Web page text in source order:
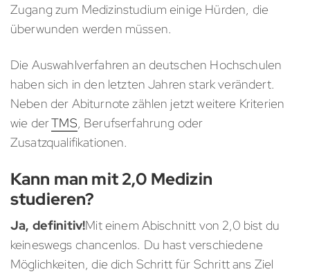
Zugang zum Medizinstudium einige Hürden, die
überwunden werden müssen.
Die Auswahlverfahren an deutschen Hochschulen
haben sich in den letzten Jahren stark verändert.
Neben der Abiturnote zählen jetzt weitere Kriterien
wie derTMS , Berufserfahrung oder
Zusatzqualifikationen.
Kann man mit 2,0 Medizin
studieren?
Ja, definitiv!Mit einem Abischnitt von 2,0 bist du
keineswegs chancenlos. Du hast verschiedene
Möglichkeiten, die dich Schritt für Schritt ans Ziel